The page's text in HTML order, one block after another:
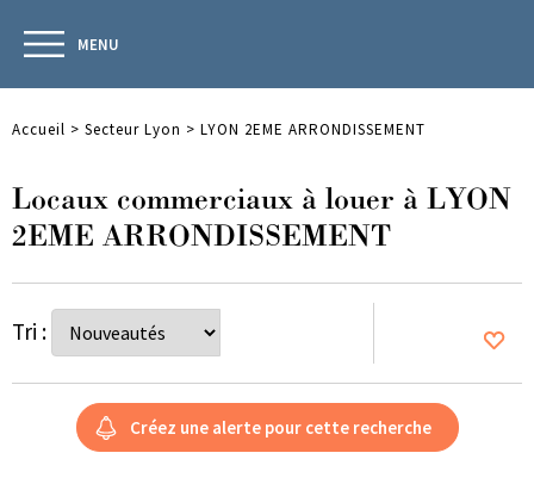
MENU
Accueil > Secteur Lyon > LYON 2EME ARRONDISSEMENT
Locaux commerciaux à louer à LYON
2EME ARRONDISSEMENT
Tri :